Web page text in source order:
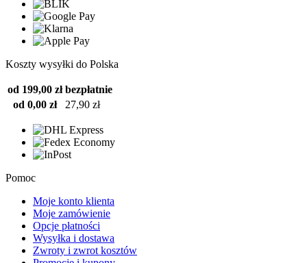
Koszty wysyłki do Polska
od 199,00 zł bezpłatnie
od 0,00 zł
27,90 zł
Pomoc
Moje konto klienta
Moje zamówienie
Opcje płatności
Wysyłka i dostawa
Zwroty i zwrot kosztów